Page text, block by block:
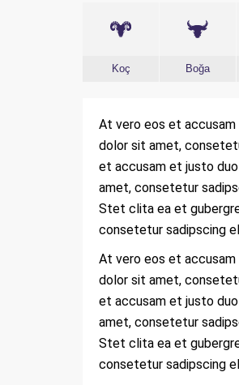
Koç Boğa
At vero eos et
dolor sit amet,
et accusam et justo
amet, consetetur
Stet clita ea et
consetetur sadipscing
At vero eos et
dolor sit amet,
et accusam et justo
amet, consetetur
Stet clita ea et
consetetur sadipscing